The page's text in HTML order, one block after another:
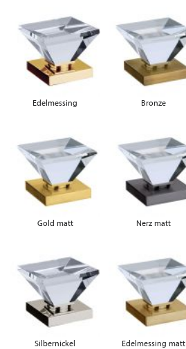
Edelmessing Bronze
Gold matt Nerz matt
Silbernickel Edelmessing matt